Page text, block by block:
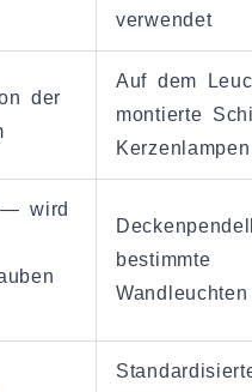
verwendet
der
Auf dem
montierte
Kerzenlampen
wird
bestimmte
Wandleuchten